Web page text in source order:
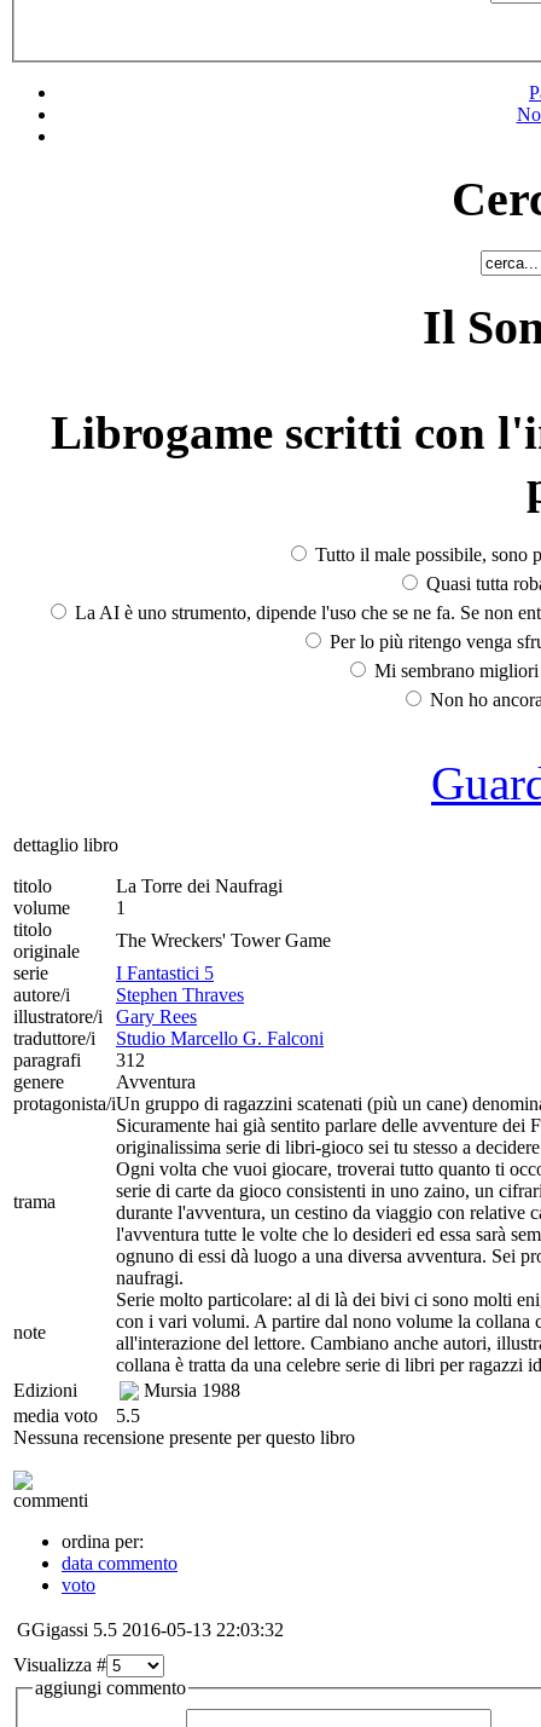
Il
Librogame scritti con
Tutto il male possibile, sono
Quasi tutta
La AI è uno strumento, dipende l'uso che se ne fa. Se non
Per lo più ritengo venga
Mi sembrano
Non ho
dettaglio libro
titolo
La Torre dei Naufragi
volume
1
titolo
originale
The Wreckers' Tower Game
serie
I Fantastici 5
autore/i
Stephen Thraves
illustratore/i
Gary Rees
traduttore/i
Studio Marcello G. Falconi
paragrafi
312
genere
Avventura
protagonista/iUn gruppo di ragazzini scatenati (più un cane)
trama
Sicuramente hai già sentito parlare delle avventure
originalissima serie di libri-gioco sei tu stesso a
Ogni volta che vuoi giocare, troverai tutto quanto ti
serie di carte da gioco consistenti in uno zaino, un
durante l'avventura, un cestino da viaggio con relative
l'avventura tutte le volte che lo desideri ed essa sarà
ognuno di essi dà luogo a una diversa avventura. Sei
naufragi.
note
Serie molto particolare: al di là dei bivi ci sono molti
con i vari volumi. A partire dal nono volume la collana
all'interazione del lettore. Cambiano anche autori,
collana è tratta da una celebre serie di libri per ragazzi
Edizioni
Mursia 1988
media voto
5.5
Nessuna recensione presente per questo libro
commenti
ordina per:
data commento
voto
GGigassi 5.5 2016-05-13 22:03:32
Visualizza #
aggiungi commento